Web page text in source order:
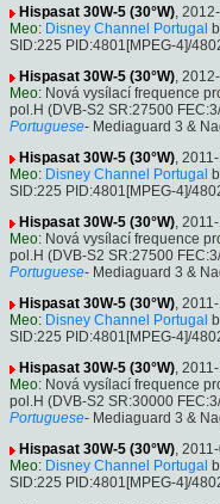
Hispasat 30W-5 (30°W),
Meo: Disney Channel Portugal
SID:225 PID:4801[MPEG-4]/
Hispasat 30W-5 (30°W),
Meo: Nová vysílací frequence
pol.H (DVB-S2 SR:27500
Portuguese- Mediaguard 3 &
Hispasat 30W-5 (30°W),
Meo: Disney Channel Portugal
SID:225 PID:4801[MPEG-4]/
Hispasat 30W-5 (30°W),
Meo: Nová vysílací frequence
pol.H (DVB-S2 SR:27500
Portuguese- Mediaguard 3 &
Hispasat 30W-5 (30°W),
Meo: Disney Channel Portugal
SID:225 PID:4801[MPEG-4]/
Hispasat 30W-5 (30°W),
Meo: Nová vysílací frequence
pol.H (DVB-S2 SR:30000
Portuguese- Mediaguard 3 &
Hispasat 30W-5 (30°W),
Meo: Disney Channel Portugal
SID:225 PID:4801[MPEG-4]/